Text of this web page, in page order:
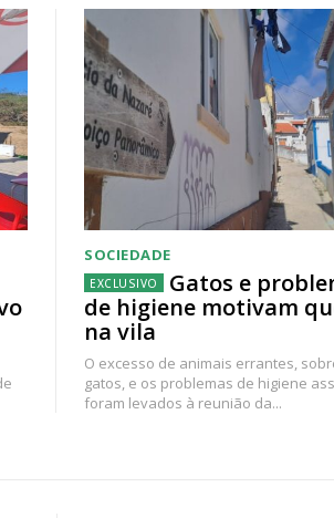
SOCIEDADE
Gatos e
de higiene motivam
na vila
O excesso de animais errantes,
gatos, e os problemas de higiene
foram levados à reunião da...